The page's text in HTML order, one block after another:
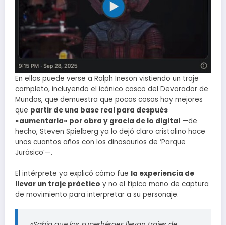
En ellas puede verse a Ralph Ineson vistiendo un traje
completo, incluyendo el icónico casco del Devorador de
Mundos, que demuestra que pocas cosas hay mejores
que partir de una base real para después
«aumentarla» por obra y gracia de lo digital —de
hecho, Steven Spielberg ya lo dejó claro cristalino hace
unos cuantos años con los dinosaurios de ‘Parque
Jurásico’—.
El intérprete ya explicó cómo fue la experiencia de
llevar un traje práctico y no el típico mono de captura
de movimiento para interpretar a su personaje.